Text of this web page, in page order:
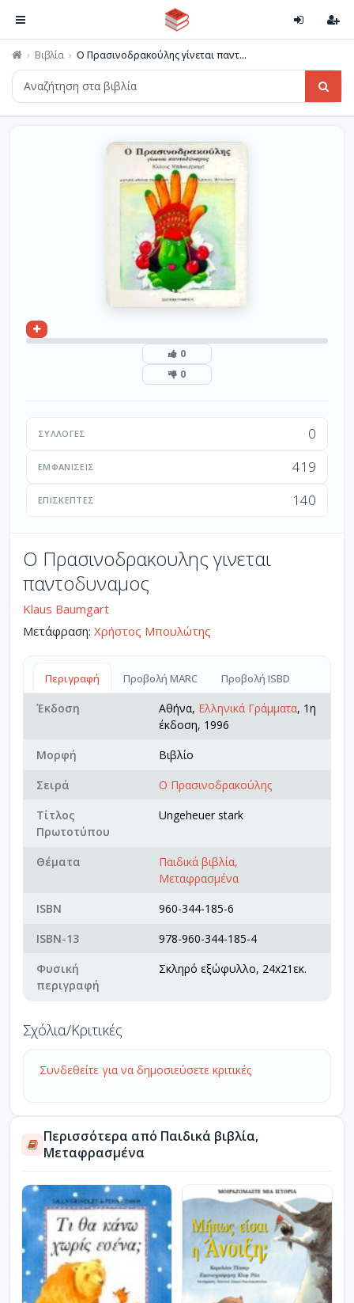
Βιβλία Ο Πρασινοδρακούλης γίνεται παντ...
0
0
ΣΥΛΛΟΓΈΣ 0
ΕΜΦΑΝΊΣΕΙΣ 419
ΕΠΙΣΚΈΠΤΕΣ 140
Ο Πρασινοδρακουλης γινεται
παντοδυναμος
Klaus Baumgart
Μετάφραση: Χρήστος Μπουλώτης
Περιγραφή Προβολή MARC Προβολή ISBD
Έκδοση Αθήνα, Ελληνικά Γράμματα, 1η
έκδοση, 1996
Μορφή
Βιβλίο
Σειρά
Ο Πρασινοδρακούλης
Τίτλος
Πρωτοτύπου
Ungeheuer stark
Θέματα
Παιδικά βιβλία,
Μεταφρασμένα
ISBN
960-344-185-6
ISBN-13
978-960-344-185-4
Φυσική
περιγραφή
Σκληρό εξώφυλλο, 24x21εκ.
Σχόλια/Κριτικές
Συνδεθείτε για να δημοσιεύσετε κριτικές
Περισσότερα από Παιδικά βιβλία,
Μεταφρασμένα